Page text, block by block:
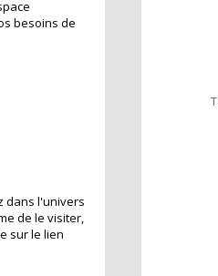
besoins de
dans l'univers
de le visiter,
sur le lien